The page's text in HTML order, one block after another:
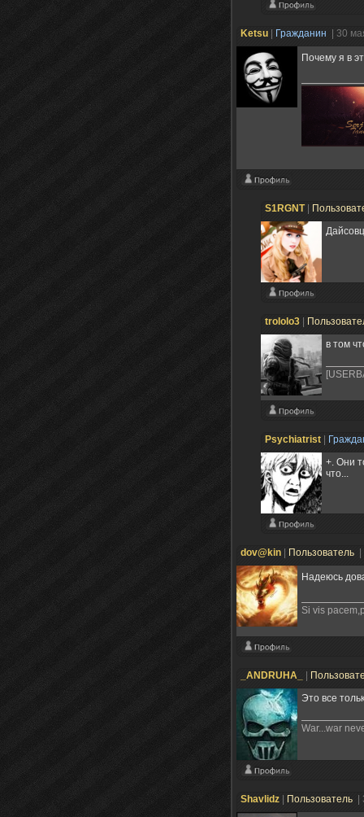
Ketsu Гражданин | 30
Почему я в
S1RGNT|
trololo3
в том
Psychiatrist
+. Они
что...
dov@kin Пользователь
Надеюсь
Si vis
_ANDRUHA_
Это все
War...war
Shavlidz Пользователь